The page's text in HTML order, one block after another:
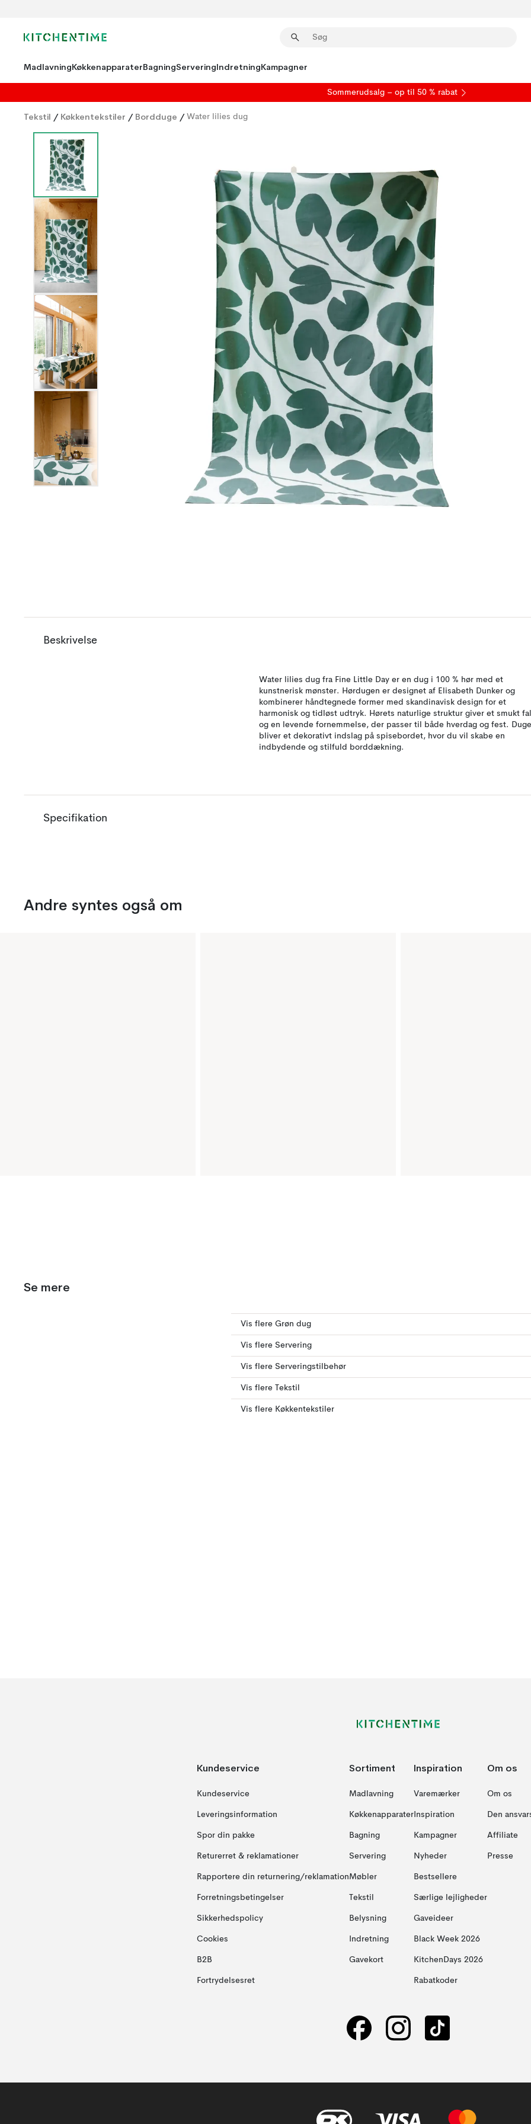
MadlavningKøkkenapparaterBagningServeringIndretningKampagner
Sommerudsalg – op til 50 % rabat
Tekstil / Køkkentekstiler / Bordduge / Water lilies dug
Beskrivelse
Water lilies dug fra Fine Little Day er en dug i 100 % hør med et
kunstnerisk mønster. Hørdugen er designet af Elisabeth Dunker og
kombinerer håndtegnede former med skandinavisk design for et
harmonisk og tidløst udtryk. Hørets naturlige struktur giver et smukt
og en levende fornemmelse, der passer til både hverdag og fest.
bliver et dekorativt indslag på spisebordet, hvor du vil skabe en
indbydende og stilfuld borddækning.
Specifikation
Andre syntes også om
Se mere
Vis flere Grøn dug
Vis flere Servering
Vis flere Serveringstilbehør
Vis flere Tekstil
Vis flere Køkkentekstiler
Kundeservice
Kundeservice
Leveringsinformation
Spor din pakke
Returerret & reklamationer
Rapportere din returnering/reklamation
Forretningsbetingelser
Sikkerhedspolicy
Cookies
B2B
Fortrydelsesret
Sortiment
Madlavning
Køkkenapparater
Bagning
Servering
Møbler
Tekstil
Belysning
Indretning
Gavekort
Inspiration
Varemærker
Inspiration
Kampagner
Nyheder
Bestsellere
Særlige lejligheder
Gaveideer
Black Week 2026
KitchenDays 2026
Rabatkoder
Om os
Om os
Den
Affiliate
Presse